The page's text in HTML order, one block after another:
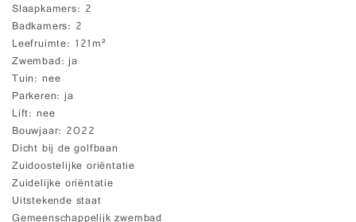
Slaapkamers 2
Badkamers 2
Leefruimte 121m²
Zwembad ja
Tuin nee
Parkeren ja
Lift nee
Bouwjaar 2022
Dicht bij de golfbaan
Zuidoostelijke oriëntatie
Zuidelijke oriëntatie
Uitstekende staat